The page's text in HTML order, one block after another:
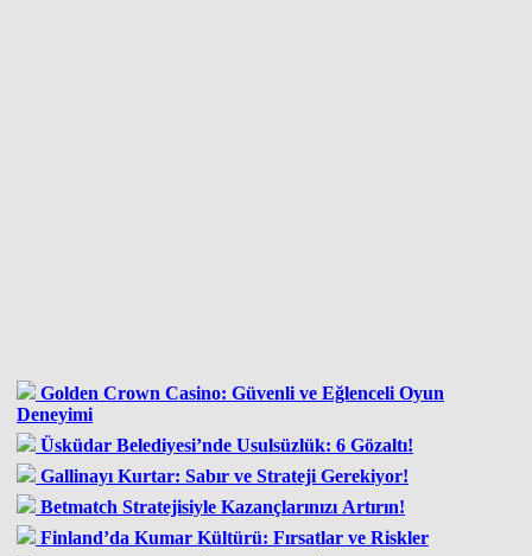
Golden Crown Casino: Güvenli ve Eğlenceli Oyun
Deneyimi
Üsküdar Belediyesi’nde Usulsüzlük: 6 Gözaltı!
Gallinayı Kurtar: Sabır ve Strateji Gerekiyor!
Betmatch Stratejisiyle Kazançlarınızı Artırın!
Finland’da Kumar Kültürü: Fırsatlar ve Riskler